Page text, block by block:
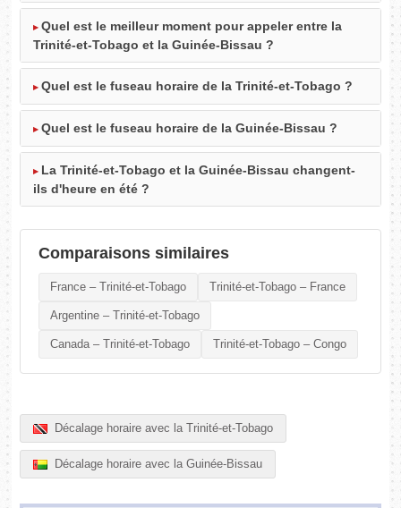
Quel est le meilleur moment pour appeler entre la
Trinité-et-Tobago et la Guinée-Bissau ?
Quel est le fuseau horaire de la Trinité-et-Tobago ?
Quel est le fuseau horaire de la Guinée-Bissau ?
La Trinité-et-Tobago et la Guinée-Bissau changent-
ils d'heure en été ?
Comparaisons similaires
France – Trinité-et-Tobago Trinité-et-Tobago – France
Argentine – Trinité-et-Tobago
Canada – Trinité-et-Tobago Trinité-et-Tobago – Congo
Décalage horaire avec la Trinité-et-Tobago
Décalage horaire avec la Guinée-Bissau